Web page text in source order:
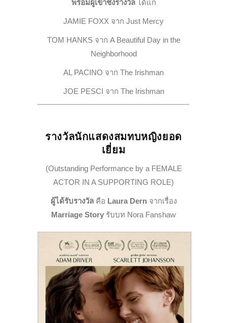
พร้อมผู้เข้าชิงรางวัลได้แก่
JAMIE FOXX จาก Just Mercy
TOM HANKS จาก A Beautiful Day in the
Neighborhood
AL PACINO จาก The Irishman
JOE PESCI จาก The Irishman
รางวัลนักแสดงสมทบหญิงยอด
เยี่ยม
(Outstanding Performance by a FEMALE
ACTOR IN A SUPPORTING ROLE)
ผู้ได้รับรางวัลคือ Laura Dernจากเรื่อง
Marriage Story รับบท Nora Fanshaw